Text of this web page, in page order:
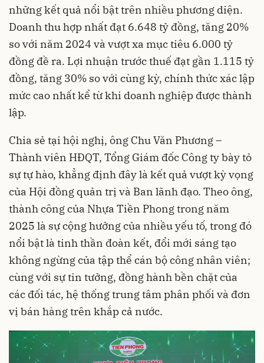
những kết quả nổi bật trên nhiều phương diện.
Doanh thu hợp nhất đạt 6.648 tỷ đồng, tăng 20%
so với năm 2024 và vượt xa mục tiêu 6.000 tỷ
đồng đề ra. Lợi nhuận trước thuế đạt gần 1.115 tỷ
đồng, tăng 30% so với cùng kỳ, chính thức xác lập
mức cao nhất kể từ khi doanh nghiệp được thành
lập.
Chia sẻ tại hội nghị, ông Chu Văn Phương –
Thành viên HĐQT, Tổng Giám đốc Công ty bày tỏ
sự tự hào, khẳng định đây là kết quả vượt kỳ vọng
của Hội đồng quản trị và Ban lãnh đạo. Theo ông,
thành công của Nhựa Tiền Phong trong năm
2025 là sự cộng hưởng của nhiều yếu tố, trong đó
nổi bật là tinh thần đoàn kết, đổi mới sáng tạo
không ngừng của tập thể cán bộ công nhân viên;
cùng với sự tin tưởng, đồng hành bền chặt của
các đối tác, hệ thống trung tâm phân phối và đơn
vị bán hàng trên khắp cả nước.